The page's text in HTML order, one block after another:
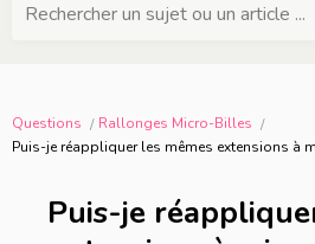
Rechercher un sujet ou un article ...
Questions
Rallonges Micro-Billes
Puis-je réappliquer les mêmes extensions à
Puis-je